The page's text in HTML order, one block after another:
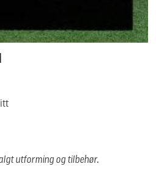
utforming og tilbehør.